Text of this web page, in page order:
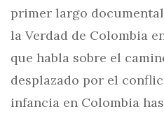
primer largo
la Verdad de Colombia
que habla sobre el
desplazado por el
infancia en Colombia